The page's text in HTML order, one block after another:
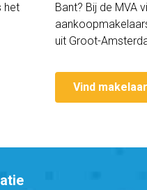
het
Bant? Bij de MVA
uit Groot-
Vind